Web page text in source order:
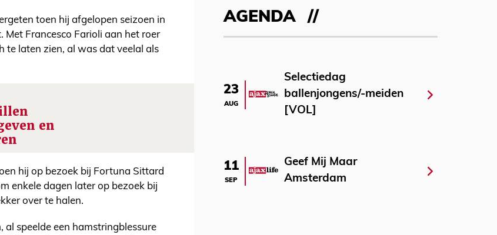
toen hij afgelopen seizoen in
Francesco Farioli aan het roer
te laten zien, al was dat veelal als
en
hij op bezoek bij Fortuna Sittard
enkele dagen later op bezoek bij
over te halen.
speelde een hamstringblessure
AGENDA
23
AUG
Selectiedag
ballenjongens/-meiden
[VOL]
11
SEP
Geef Mij Maar
Amsterdam